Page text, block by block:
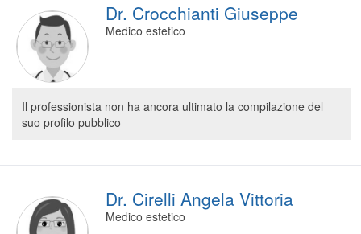
Dr. Crocchianti Giuseppe
Medico estetico
Il professionista non ha ancora ultimato la compilazione del
suo profilo pubblico
Dr. Cirelli Angela Vittoria
Medico estetico